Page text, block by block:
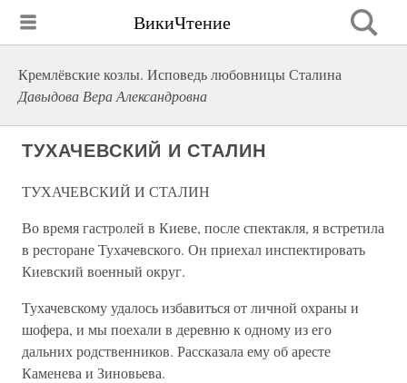
ВикиЧтение
Кремлёвские козлы. Исповедь любовницы Сталина
Давыдова Вера Александровна
ТУХАЧЕВСКИЙ И СТАЛИН
ТУХАЧЕВСКИЙ И СТАЛИН
Во время гастролей в Киеве, после спектакля, я встретила
в ресторане Тухачевского. Он приехал инспектировать
Киевский военный округ.
Тухачевскому удалось избавиться от личной охраны и
шофера, и мы поехали в деревню к одному из его
дальних родственников. Рассказала ему об аресте
Каменева и Зиновьева.